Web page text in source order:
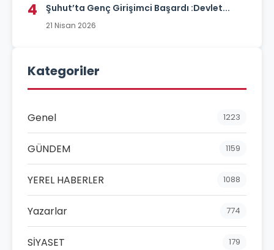
4 Şuhut’ta Genç Girişimci Başardı :Devlet...
21 Nisan 2026
Kategoriler
Genel 1223
GÜNDEM 1159
YEREL HABERLER 1088
Yazarlar 774
SİYASET 179